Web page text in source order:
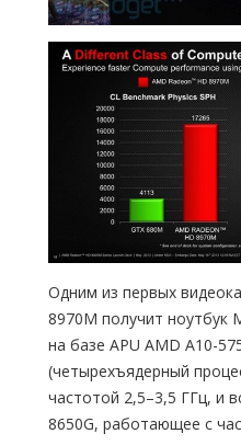
Одним из первых
8970M получит ноутбук
на базе APU AMD A10-
(четырехъядерный
частотой 2,5–3,5 ГГц, и
8650G, работающее с